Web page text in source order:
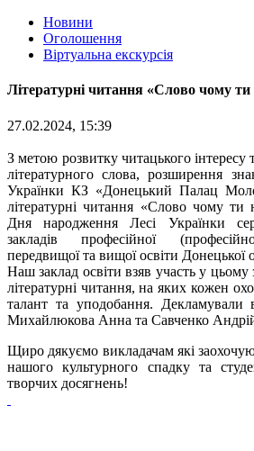
Новини
Оголошення
Віртуальна екскурсія
Літературні читання «Слово чому
27.02.2024, 15:39
З метою розвитку читацького інтересу
літературного слова, розширення
Українки КЗ «Донецький Палац
літературні читання «Слово чому ти
Дня народження Лесі Українки
закладів професійної
передвищої та вищої освіти Донецької
Наш заклад освіти взяв участь у цьому
літературні читання, на яких кожен
талант та уподобання. Декламували
Михайлюкова Анна та Савченко
Щиро дякуємо викладачам які
нашого культурного спадку та
творчих досягнень!